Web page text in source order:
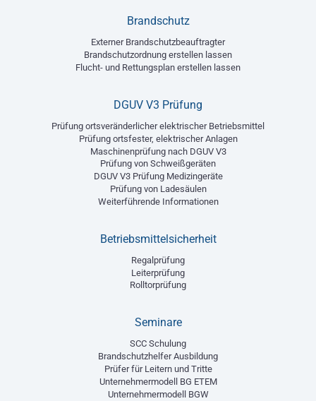
Brandschutz
Externer Brandschutzbeauftragter
Brandschutzordnung erstellen lassen
Flucht- und Rettungsplan erstellen lassen
DGUV V3 Prüfung
Prüfung ortsveränderlicher elektrischer Betriebsmittel
Prüfung ortsfester, elektrischer Anlagen
Maschinenprüfung nach DGUV V3
Prüfung von Schweißgeräten
DGUV V3 Prüfung Medizingeräte
Prüfung von Ladesäulen
Weiterführende Informationen
Betriebsmittelsicherheit
Regalprüfung
Leiterprüfung
Rolltorprüfung
Seminare
SCC Schulung
Brandschutzhelfer Ausbildung
Prüfer für Leitern und Tritte
Unternehmermodell BG ETEM
Unternehmermodell BGW